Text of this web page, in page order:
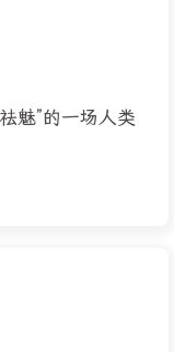
魅”的一场人类